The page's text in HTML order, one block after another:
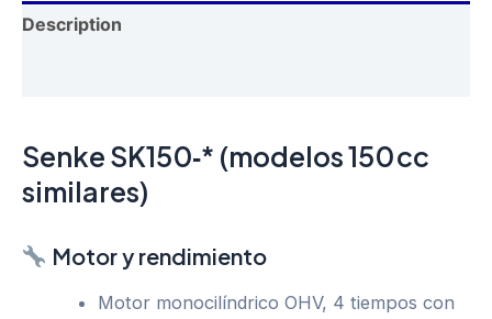
Description
Senke SK150‑* (modelos 150 cc
similares)
Motor y rendimiento
Motor monocilíndrico OHV, 4 tiempos con